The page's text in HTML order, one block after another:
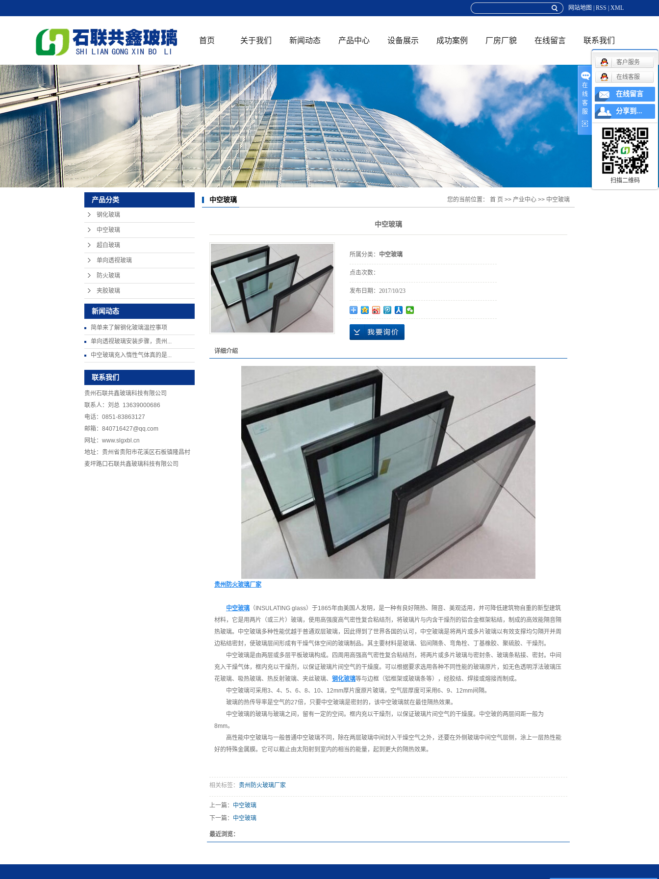
网站地图 RSS XML
首页 关于我们
公司简介
荣誉资质
新闻动态
公司新闻
行业新闻
知识百科
产品中心
中空玻璃
超白玻璃
单向透视玻璃
防火玻璃
夹胶玻璃
设备展示 成功案例 厂房厂貌 在线留言 联系我们
联系方式
地理位置
在线招聘
产品分类
钢化玻璃
中空玻璃
超白玻璃
单向透视玻璃
防火玻璃
夹胶玻璃
新闻动态
简单来了解钢化玻璃温控事项
单向透视玻璃安装步骤，贵州...
中空玻璃充入惰性气体真的是...
联系我们
贵州石联共鑫玻璃科技有限公司
联系人：刘总 13639000686
电话：0851-83863127
邮箱：840716427@qq.com
网址：www.slgxbl.cn
地址：贵州省贵阳市花溪区石板镇隆昌村
麦坪路口石联共鑫玻璃科技有限公司
中空玻璃 您的当前位置： 首 页 >> 产业中心 >> 中空玻璃
中空玻璃
所属分类： 中空玻璃
点击次数：
发布日期： 2017/10/23
详细介绍
贵州防火玻璃厂家
中空玻璃 （INSULATING glass）于1865年由美国人发明，是一种有良好隔热、隔音、美观适用，并可降低建筑物自重的新型建筑
材料，它是用两片（或三片）玻璃，使用高强度高气密性复合粘结剂，将玻璃片与内含干燥剂的铝合金框架粘结，制成的高效能隔音隔
热玻璃。中空玻璃多种性能优越于普通双层玻璃，因此得到了世界各国的认可，中空玻璃是将两片或多片玻璃以有效支撑均匀隔开并周
边粘结密封，使玻璃层间形成有干燥气体空间的玻璃制品。其主要材料是玻璃、铝间隔条、弯角栓、丁基橡胶、聚硫胶、干燥剂。
中空玻璃是由两层或多层平板玻璃构成。四周用高强高气密性复合粘结剂，将两片或多片玻璃与密封条、玻璃条粘接、密封。中间
充入干燥气体，框内充以干燥剂，以保证玻璃片间空气的干燥度。可以根据要求选用各种不同性能的玻璃原片，如无色透明浮法玻璃压
花玻璃、吸热玻璃、热反射玻璃、夹丝玻璃、 钢化玻璃等与边框（铝框架或玻璃条等），经胶结、焊接或熔接而制成。
中空玻璃可采用3、4、5、6、8、10、12mm厚片度原片玻璃，空气层厚度可采用6、9、12mm间隔。
玻璃的热传导率是空气的27倍，只要中空玻璃是密封的，该中空玻璃就在最佳隔热效果。
中空玻璃的玻璃与玻璃之间，留有一定的空间。框内充以干燥剂，以保证玻璃片间空气的干燥度。中空玻的两层间距一般为
8mm。
高性能中空玻璃与一般普通中空玻璃不同，除在两层玻璃中间封入干燥空气之外，还要在外侧玻璃中间空气层侧，涂上一层热性能
好的特殊金属膜。它可以截止由太阳射到室内的相当的能量，起到更大的隔热效果。
相关标签： 贵州防火玻璃厂家
上一篇： 中空玻璃
下一篇： 中空玻璃
最近浏览：
在
线
客
服
客户服务
在线客服
在线留言
分享到...
扫描二维码